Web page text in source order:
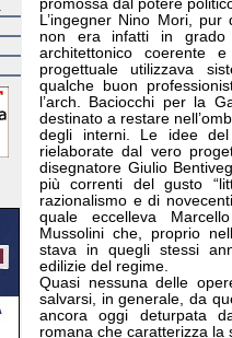
promossa dal potere
L’ingegner Nino Mori,
non era infatti in grado
architettonico coerente
progettuale utilizzava
qualche buon
l’arch. Baciocchi per la
destinato a restare
degli interni. Le idee
rielaborate dal vero
disegnatore Giulio
più correnti del gusto
razionalismo e di
quale eccelleva
Mussolini che, proprio
stava in quegli stessi
edilizie del regime.
Quasi nessuna delle
salvarsi, in generale, da
ancora oggi deturpata
romana che caratterizza la